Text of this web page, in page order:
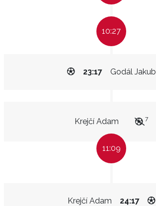
10:27
Godál Jakub
23:17
Krejčí Adam 7
11:09
Krejčí Adam 24:17